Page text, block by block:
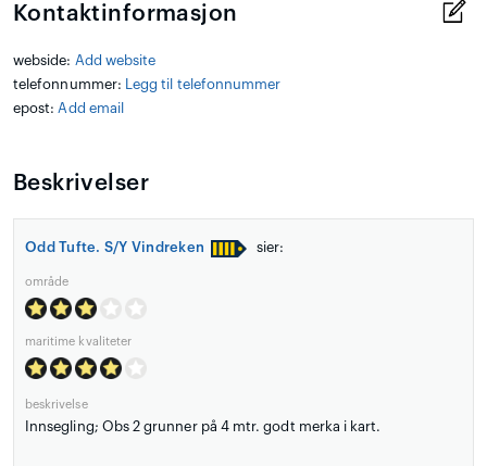
Kontaktinformasjon
webside: Add website
telefonnummer:
Legg til telefonnummer
epost: Add email
Beskrivelser
Odd Tufte. S/Y Vindreken sier:
område
maritime kvaliteter
beskrivelse
Innsegling; Obs 2 grunner på 4 mtr. godt merka i kart.